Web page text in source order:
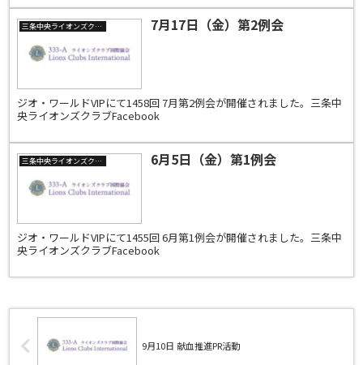
三条中央ライオンズクラブ 7月17日（金）第2例会
ジオ・ワールドVIPにて1458回 7月第2例会が開催されました。三条中
央ライオンズクラブFacebook
三条中央ライオンズクラブ 6月5日（金）第1例会
ジオ・ワールドVIPにて1455回 6月第1例会が開催されました。三条中
央ライオンズクラブFacebook
9月10日 献血推進PR活動